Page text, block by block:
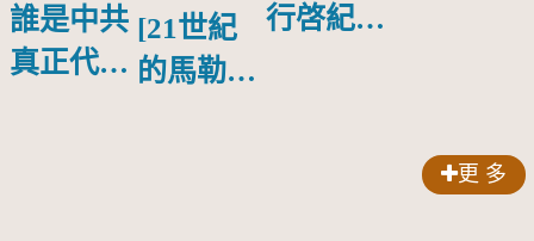
誰是中共
真正代言
[21世紀
的馬勒、
行啓紀念
更 多